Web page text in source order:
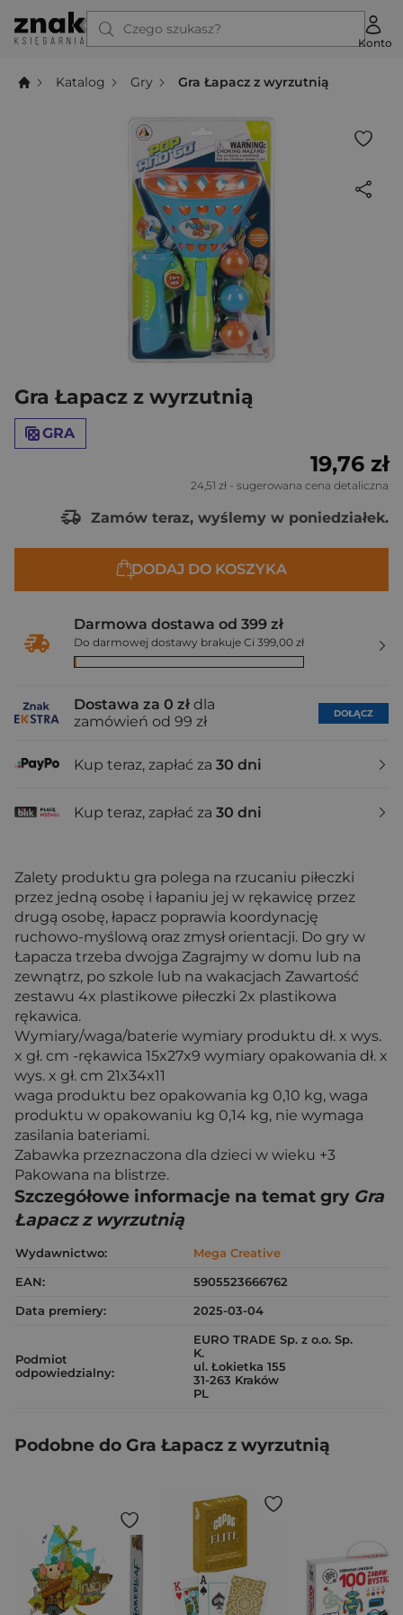
Czego szukasz?
Konto
Katalog Gry Gra Łapacz z wyrzutnią
Gra Łapacz z wyrzutnią
GRA
19,76 zł
24,51 zł - sugerowana cena detaliczna
Zamów teraz, wyślemy w poniedziałek.
DODAJ DO KOSZYKA
Darmowa dostawa od 399 zł
Do darmowej dostawy brakuje Ci 399,00 zł
Dostawa za 0 zł dla
zamówień od 99 zł
DOŁĄCZ
Kup teraz, zapłać za 30 dni
Kup teraz, zapłać za 30 dni
Zalety produktu gra polega na rzucaniu piłeczki
przez jedną osobę i łapaniu jej w rękawicę przez
drugą osobę, łapacz poprawia koordynację
ruchowo-myślową oraz zmysł orientacji. Do gry w
Łapacza trzeba dwojga Zagrajmy w domu lub na
zewnątrz, po szkole lub na wakacjach Zawartość
zestawu 4x plastikowe piłeczki 2x plastikowa
rękawica.
Wymiary/waga/baterie wymiary produktu dł. x wys.
x gł. cm -rękawica 15x27x9 wymiary opakowania dł. x
wys. x gł. cm 21x34x11
waga produktu bez opakowania kg 0,10 kg, waga
produktu w opakowaniu kg 0,14 kg, nie wymaga
zasilania bateriami.
Zabawka przeznaczona dla dzieci w wieku +3
Pakowana na blistrze.
Szczegółowe informacje na temat gry Gra
Łapacz z wyrzutnią
Wydawnictwo:
Mega Creative
EAN:
5905523666762
Data premiery:
2025-03-04
Podmiot
odpowiedzialny:
EURO TRADE Sp. z o.o. Sp.
K.
ul. Łokietka 155
31-263 Kraków
PL
Podobne do Gra Łapacz z wyrzutnią